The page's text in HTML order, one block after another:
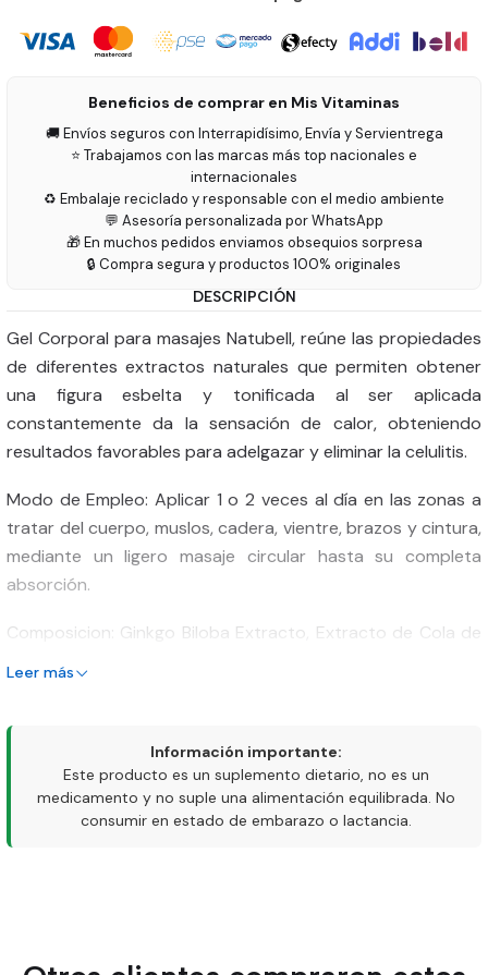
Beneficios de comprar en Mis Vitaminas
🚚 Envíos seguros con Interrapidísimo, Envía y Servientrega
⭐ Trabajamos con las marcas más top nacionales e
internacionales
♻️ Embalaje reciclado y responsable con el medio ambiente
💬 Asesoría personalizada por WhatsApp
🎁 En muchos pedidos enviamos obsequios sorpresa
🔒 Compra segura y productos 100% originales
DESCRIPCIÓN
Gel Corporal para masajes Natubell, reúne las propiedades
de diferentes extractos naturales que permiten obtener
una figura esbelta y tonificada al ser aplicada
constantemente da la sensación de calor, obteniendo
resultados favorables para adelgazar y eliminar la celulitis.
Modo de Empleo: Aplicar 1 o 2 veces al día en las zonas a
tratar del cuerpo, muslos, cadera, vientre, brazos y cintura,
mediante un ligero masaje circular hasta su completa
absorción.
Composicion: Ginkgo Biloba Extracto, Extracto de Cola de
Caléndula, Salicilato de Metilo, Alcanfor, Trietanolamina,
Alcohol, Agua, Fragancia
Precauciones Y Advertencias: Mantener fuera del alcance
de los niños y en lugar fresco, si observa una reacción
Leer más
Información importante:
Este producto es un suplemento dietario, no es un
medicamento y no suple una alimentación equilibrada. No
consumir en estado de embarazo o lactancia.